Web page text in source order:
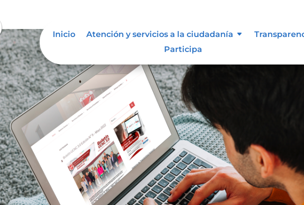
Inicio Atención y servicios a la ciudadanía
Participa